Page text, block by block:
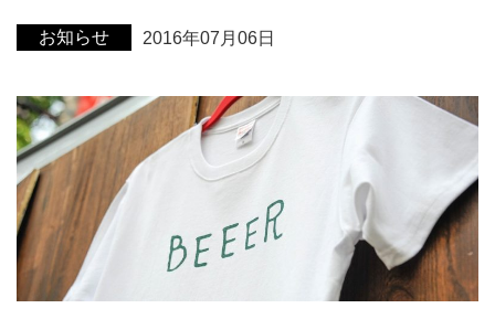
お知らせ 2016年07月06日